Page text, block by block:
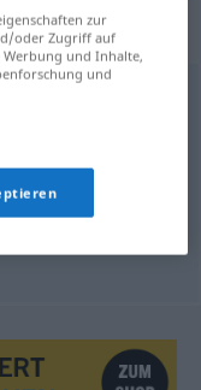
zur
oder Zugriff auf
und Inhalte,
und